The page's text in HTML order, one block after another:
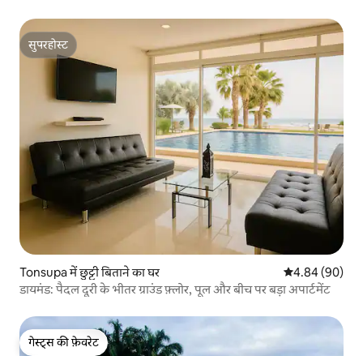
सुपरहोस्ट
सुपरहोस्ट
Tonsupa में छुट्टी बिताने का घर औसत रेटिंग 5 में
4.84 (90)
डायमंड: पैदल दूरी के भीतर ग्राउंड फ़्लोर, पूल और बीच पर बड़ा अपार्टमेंट
गेस्ट्स की फ़ेवरेट
गेस्ट्स की फ़ेवरेट